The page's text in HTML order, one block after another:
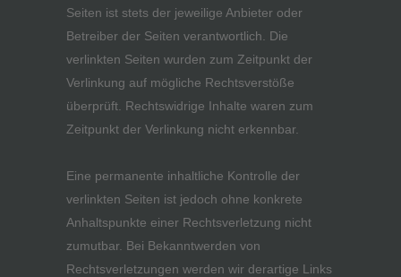
Seiten ist stets der jeweilige Anbieter oder
Betreiber der Seiten verantwortlich. Die
verlinkten Seiten wurden zum Zeitpunkt der
Verlinkung auf mögliche Rechtsverstöße
überprüft. Rechtswidrige Inhalte waren zum
Zeitpunkt der Verlinkung nicht erkennbar.
Eine permanente inhaltliche Kontrolle der
verlinkten Seiten ist jedoch ohne konkrete
Anhaltspunkte einer Rechtsverletzung nicht
zumutbar. Bei Bekanntwerden von
Rechtsverletzungen werden wir derartige Links